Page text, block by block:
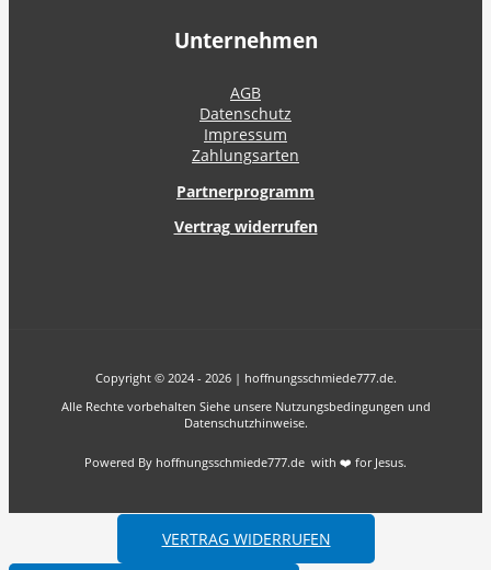
Unternehmen
AGB
Datenschutz
Impressum
Zahlungsarten
Partnerprogramm
Vertrag widerrufen
Copyright © 2024 - 2026 | hoffnungsschmiede777.de.
Alle Rechte vorbehalten Siehe unsere Nutzungsbedingungen und
Datenschutzhinweise.
Powered By hoffnungsschmiede777.de with ❤️ for Jesus.
VERTRAG WIDERRUFEN